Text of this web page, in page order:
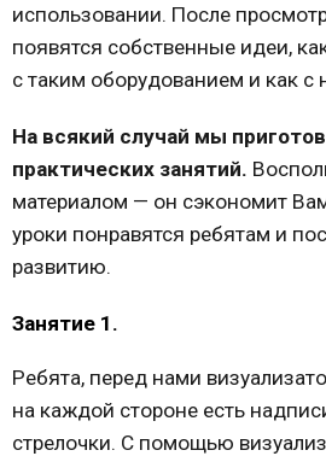
использовании. После
появятся собственные идеи,
с таким оборудованием и как с
На всякий случай мы
практических занятий.
материалом — он сэкономит
уроки понравятся ребятам и
развитию.
Занятие 1.
Ребята, перед нами
на каждой стороне есть
стрелочки. С помощью